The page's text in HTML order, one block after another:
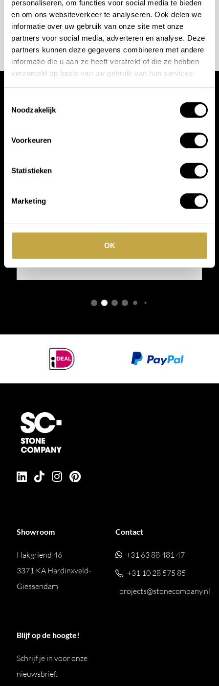
personaliseren, om functies voor social media te bieden
en om ons websiteverkeer te analyseren. Ook delen we
informatie over uw gebruik van onze site met onze
partners voor social media, adverteren en analyse. Deze
partners kunnen deze gegevens combineren met andere
informatie die u aan ze heeft verstrekt of die ze hebben
verzameld op basis van uw gebruik van hun services.
Noodzakelijk
Voorkeuren
Statistieken
Marketing
OK
AFSPRAAK MAKEN
Wij werken met
toonaangevende
Showroom
Hakgriend 46
3371 KA Hardinxveld-
Giessendam
Contact
+31 63 88 481 47
+31 10 28 575 85
projects@stonecompany.nl
Blijf op de hoogte!
Schrijf je in voor onze
nieuwsbrief.